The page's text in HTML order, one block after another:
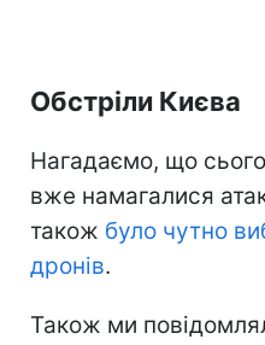
Обстріли Києва
Нагадаємо, що
вже намагалися
також було чутно
дронів.
Також ми